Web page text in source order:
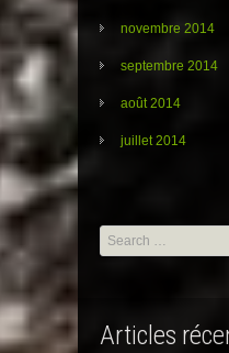
novembre 2014
septembre 2014
août 2014
juillet 2014
Search
for:
Articles